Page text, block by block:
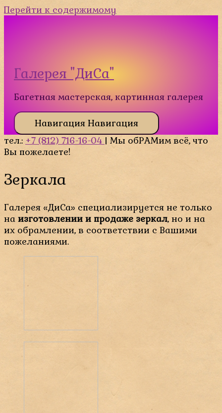
Перейти к содержимому
Галерея "ДиСа"
Багетная мастерская, картинная галерея
Навигация Навигация
тел.: +7 (812) 716-16-04 | Мы обРАМим всё, что
Вы пожелаете!
Зеркала
Галерея «ДиСа» специализируется не только
на изготовлении и продаже зеркал, но и на
их обрамлении, в соответствии с Вашими
пожеланиями.